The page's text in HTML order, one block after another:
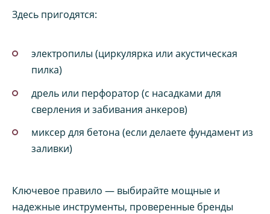
Здесь пригодятся:
электропилы (циркулярка или акустическая
пилка)
дрель или перфоратор (с насадками для
сверления и забивания анкеров)
миксер для бетона (если делаете фундамент из
заливки)
Ключевое правило — выбирайте мощные и
надежные инструменты, проверенные бренды